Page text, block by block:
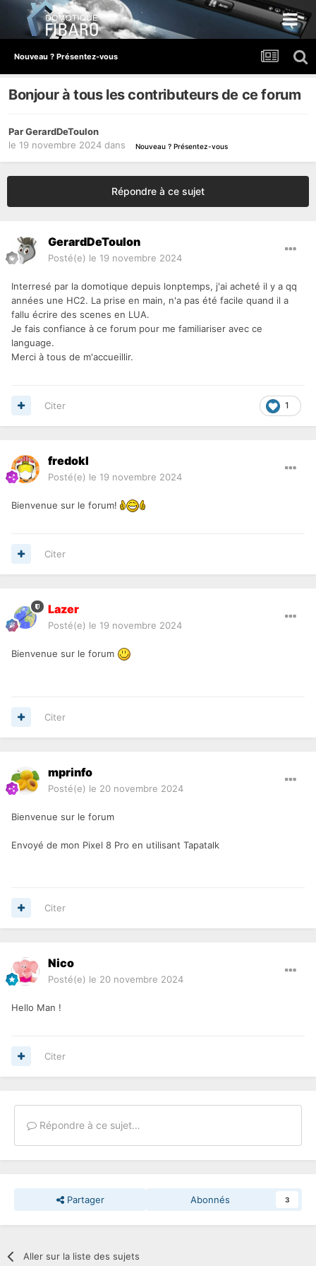
Nouveau ? Présentez-vous
Bonjour à tous les contributeurs de ce forum
ParGerardDeToulon
le 19 novembre 2024 dans Nouveau ? Présentez-vous
Répondre à ce sujet
GerardDeToulon
Posté(e) le 19 novembre 2024
Interresé par la domotique depuis lonptemps, j'ai acheté il y a qq
années une HC2. La prise en main, n'a pas été facile quand il a
fallu écrire des scenes en LUA.
Je fais confiance à ce forum pour me familiariser avec ce
language.
Merci à tous de m'accueillir.
1
Citer
fredokl
Posté(e) le 19 novembre 2024
Bienvenue sur le forum!
Citer
Lazer
Posté(e) le 19 novembre 2024
Bienvenue sur le forum
Citer
mprinfo
Posté(e) le 20 novembre 2024
Bienvenue sur le forum
Envoyé de mon Pixel 8 Pro en utilisant Tapatalk
Citer
Nico
Posté(e) le 20 novembre 2024
Hello Man !
Citer
Répondre à ce sujet…
Partager Abonnés 3
Aller sur la liste des sujets